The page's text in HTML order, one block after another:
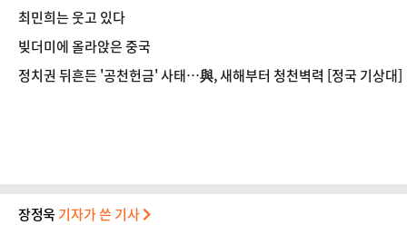
최민희는 웃고 있다
빚더미에 올라앉은 중국
정치권 뒤흔든 '공천헌금' 사태…與, 새해부터 청천벽력 [정국 기상대]
장정욱 기자가 쓴 기사